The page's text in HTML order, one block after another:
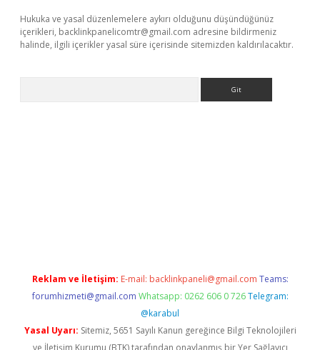
Hukuka ve yasal düzenlemelere aykırı olduğunu düşündüğünüz
içerikleri, backlinkpanelicomtr@gmail.com adresine bildirmeniz
halinde, ilgili içerikler yasal süre içerisinde sitemizden kaldırılacaktır.
Reklam ve İletişim: E-mail: backlinkpaneli@gmail.com Teams:
forumhizmeti@gmail.com Whatsapp: 0262 606 0 726 Telegram:
@karabul
Yasal Uyarı: Sitemiz, 5651 Sayılı Kanun gereğince Bilgi Teknolojileri
ve İletişim Kurumu (BTK) tarafından onaylanmış bir Yer Sağlayıcı